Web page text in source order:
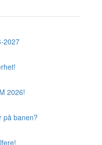
2027
2026!
på banen?